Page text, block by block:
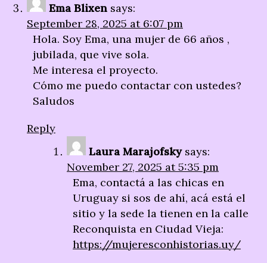
Ema Blixen says:
September 28, 2025 at 6:07 pm
Hola. Soy Ema, una mujer de 66 años ,
jubilada, que vive sola.
Me interesa el proyecto.
Cómo me puedo contactar con ustedes?
Saludos
Reply
Laura Marajofsky says:
November 27, 2025 at 5:35 pm
Ema, contactá a las chicas en
Uruguay si sos de ahí, acá está el
sitio y la sede la tienen en la calle
Reconquista en Ciudad Vieja:
https://mujeresconhistorias.uy/